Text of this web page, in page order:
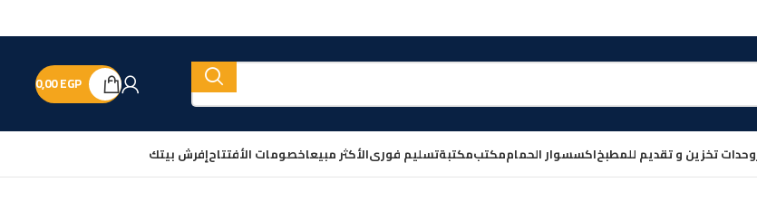
0,00EGP
وحدات تخزين و تقديم للمطبخاكسسوار الحماممكتبمكتبةتسليم فورىالأكثر مبيعاخصومات الأفتتاحإفرش بيتك